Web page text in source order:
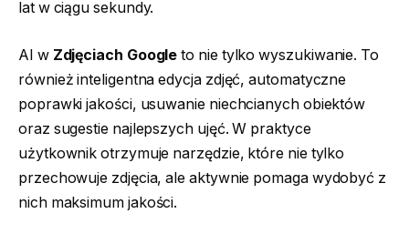
lat w ciągu sekundy.
AI w Zdjęciach Google to nie tylko wyszukiwanie. To
również inteligentna edycja zdjęć, automatyczne
poprawki jakości, usuwanie niechcianych obiektów
oraz sugestie najlepszych ujęć. W praktyce
użytkownik otrzymuje narzędzie, które nie tylko
przechowuje zdjęcia, ale aktywnie pomaga wydobyć z
nich maksimum jakości.